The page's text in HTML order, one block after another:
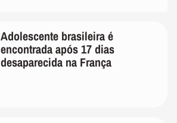
Adolescente brasileira é
encontrada após 17 dias
desaparecida na França